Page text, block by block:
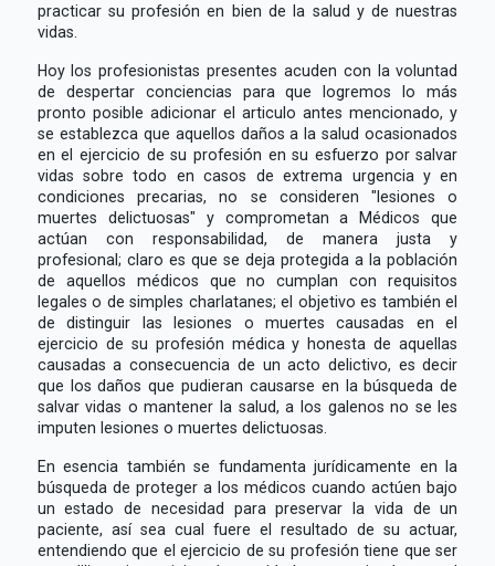
practicar su profesión en bien de la salud y de nuestras
vidas.
Hoy los profesionistas presentes acuden con la voluntad
de despertar conciencias para que logremos lo más
pronto posible adicionar el articulo antes mencionado, y
se establezca que aquellos daños a la salud ocasionados
en el ejercicio de su profesión en su esfuerzo por salvar
vidas sobre todo en casos de extrema urgencia y en
condiciones precarias, no se consideren "lesiones o
muertes delictuosas" y comprometan a Médicos que
actúan con responsabilidad, de manera justa y
profesional; claro es que se deja protegida a la población
de aquellos médicos que no cumplan con requisitos
legales o de simples charlatanes; el objetivo es también el
de distinguir las lesiones o muertes causadas en el
ejercicio de su profesión médica y honesta de aquellas
causadas a consecuencia de un acto delictivo, es decir
que los daños que pudieran causarse en la búsqueda de
salvar vidas o mantener la salud, a los galenos no se les
imputen lesiones o muertes delictuosas.
En esencia también se fundamenta jurídicamente en la
búsqueda de proteger a los médicos cuando actúen bajo
un estado de necesidad para preservar la vida de un
paciente, así sea cual fuere el resultado de su actuar,
entendiendo que el ejercicio de su profesión tiene que ser